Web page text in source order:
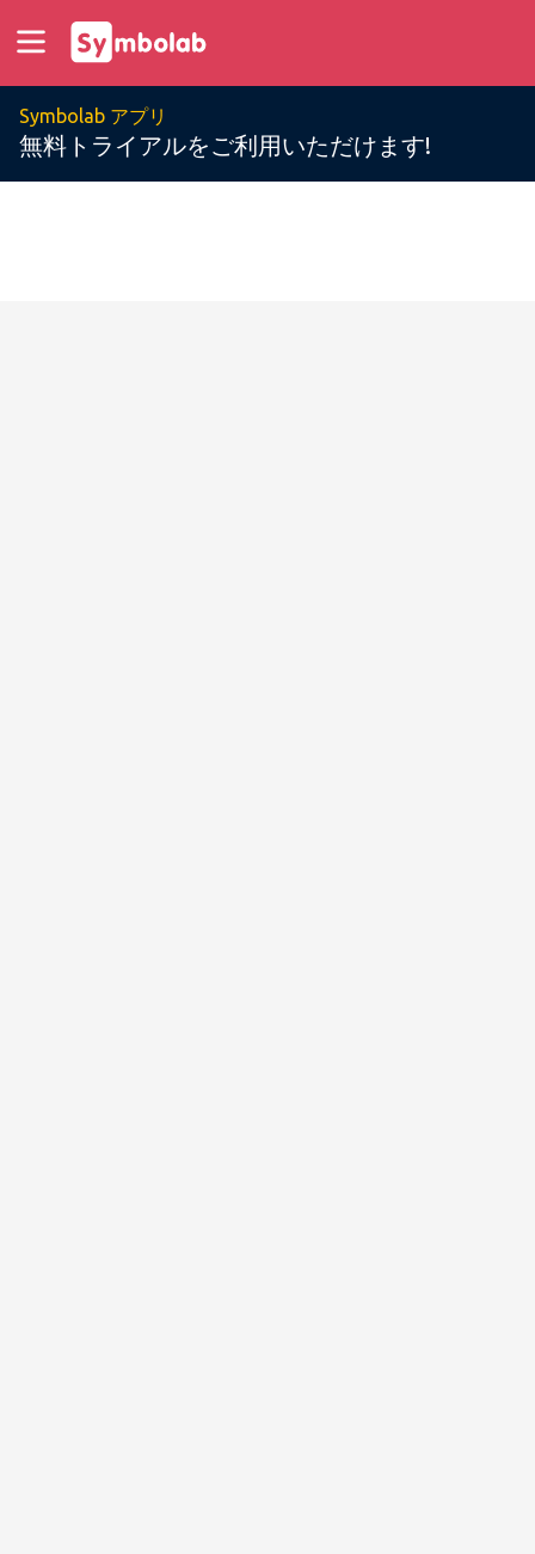
Symbolab アプリ
無料トライアルをご利用いただけます!